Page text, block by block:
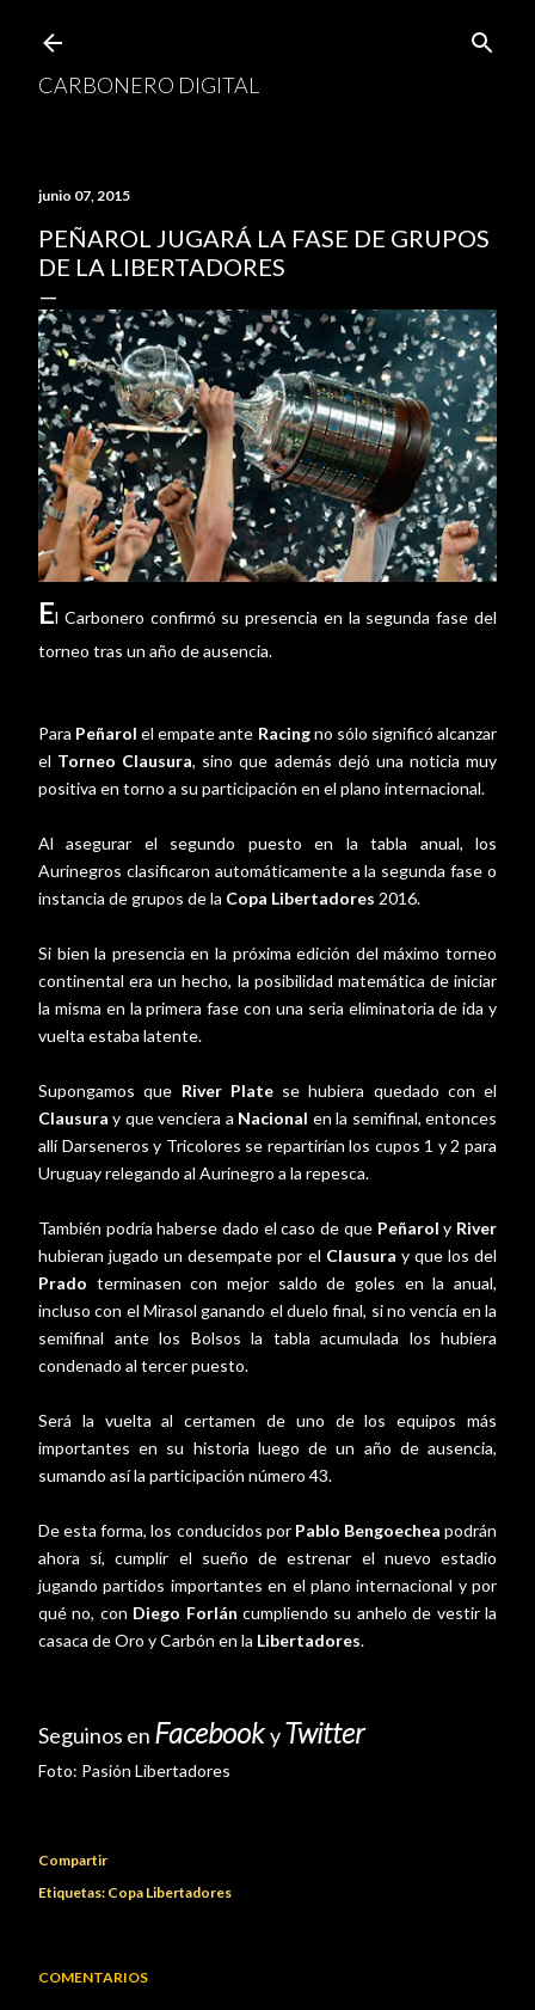
CARBONERO DIGITAL
junio 07, 2015
PEÑAROL JUGARÁ LA FASE DE GRUPOS
DE LA LIBERTADORES
El Carbonero confirmó su presencia en la segunda fase del
torneo tras un año de ausencia.
Para Peñarolel empate ante Racingno sólo significó alcanzar
el Torneo Clausura, sino que además dejó una noticia muy
positiva en torno a su participación en el plano internacional.
Al asegurar el segundo puesto en la tabla anual, los
Aurinegros clasificaron automáticamente a la segunda fase o
instancia de grupos de la Copa Libertadores 2016.
Si bien la presencia en la próxima edición del máximo torneo
continental era un hecho, la posibilidad matemática de iniciar
la misma en la primera fase con una seria eliminatoria de ida y
vuelta estaba latente.
Supongamos que River Platese hubiera quedado con el
Clausuray que venciera a Nacional en la semifinal, entonces
allí Darseneros y Tricolores se repartirían los cupos 1 y 2 para
Uruguay relegando al Aurinegro a la repesca.
También podría haberse dado el caso de que Peñaroly River
hubieran jugado un desempate por el Clausura y que los del
Prado terminasen con mejor saldo de goles en la anual,
incluso con el Mirasol ganando el duelo final, si no vencía en la
semifinal ante los Bolsos la tabla acumulada los hubiera
condenado al tercer puesto.
Será la vuelta al certamen de uno de los equipos más
importantes en su historia luego de un año de ausencia,
sumando así la participación número 43.
De esta forma, los conducidos por Pablo Bengoechea podrán
ahora sí, cumplir el sueño de estrenar el nuevo estadio
jugando partidos importantes en el plano internacional y por
qué no, con Diego Forlán cumpliendo su anhelo de vestir la
casaca de Oro y Carbón en la Libertadores.
Seguinos en FacebookyTwitter
Foto: Pasión Libertadores
Compartir
Etiquetas: Copa Libertadores
COMENTARIOS